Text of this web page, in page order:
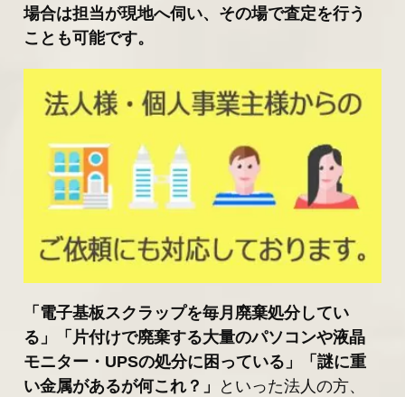
場合は担当が現地へ伺い、その場で査定を行う
ことも可能です。
「電子基板スクラップを毎月廃棄処分してい
る」「片付けで廃棄する大量のパソコンや液晶
モニター・UPSの処分に困っている」「謎に重
い金属があるが何これ？」
といった法人の方、